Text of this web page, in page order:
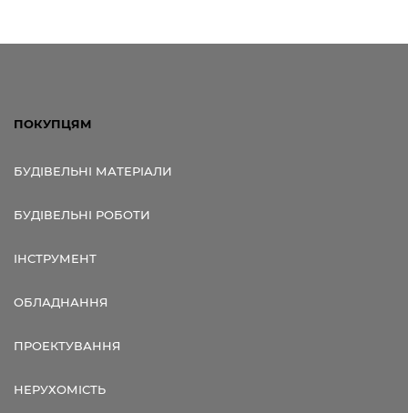
ПОКУПЦЯМ
БУДІВЕЛЬНІ МАТЕРІАЛИ
БУДІВЕЛЬНІ РОБОТИ
ІНСТРУМЕНТ
ОБЛАДНАННЯ
ПРОЕКТУВАННЯ
НЕРУХОМІСТЬ